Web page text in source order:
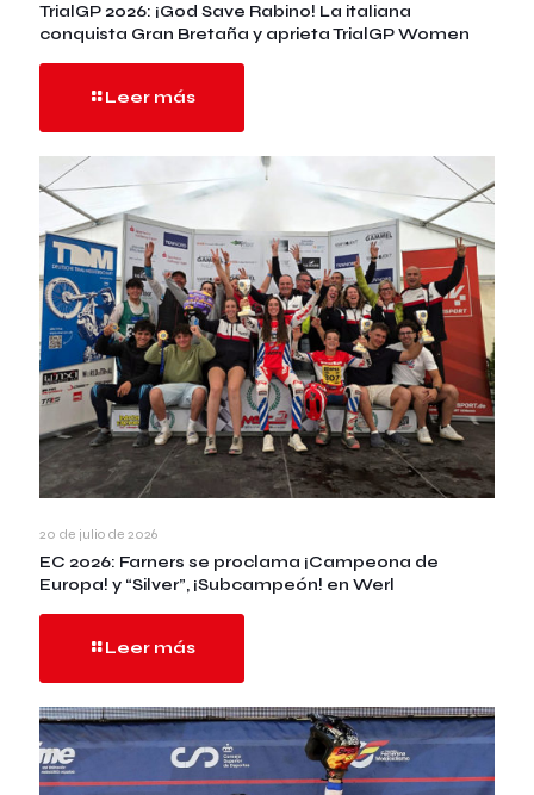
TrialGP 2026: ¡God Save Rabino! La italiana
conquista Gran Bretaña y aprieta TrialGP Women
Leer más
20 de julio de 2026
EC 2026: Farners se proclama ¡Campeona de
Europa! y “Silver”, ¡Subcampeón! en Werl
Leer más